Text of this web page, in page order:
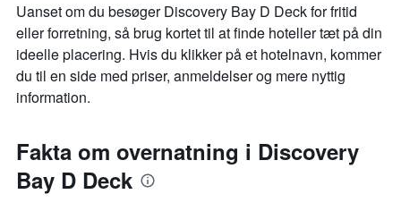
Uanset om du besøger Discovery Bay D Deck for fritid
eller forretning, så brug kortet til at finde hoteller tæt på din
ideelle placering. Hvis du klikker på et hotelnavn, kommer
du til en side med priser, anmeldelser og mere nyttig
information.
Fakta om overnatning i Discovery
Bay D Deck